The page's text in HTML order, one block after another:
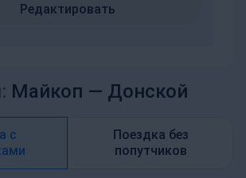
Редактировать
Майкоп — Донской
с
Поездка без
попутчиков